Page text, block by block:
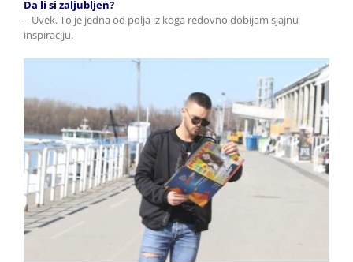
Da li si zaljubljen?
– Uvek. To je jedna od polja iz koga redovno dobijam sjajnu
inspiraciju.